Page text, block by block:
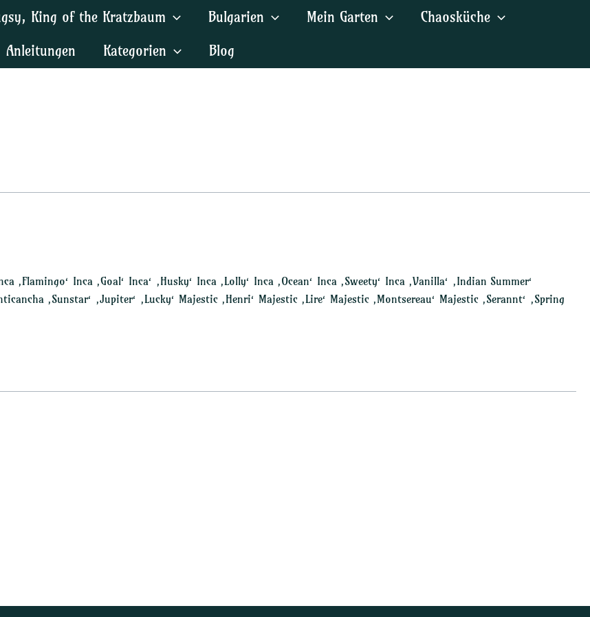
King of the Kratzbaum Bulgarien Mein Garten
Chaosküche
Anleitungen Kategorien Blog
‚Flamingo‘ Inca ‚Goal‘ Inca‘ ‚Husky‘ Inca ‚Lolly‘ Inca ‚Ocean‘ Inca ‚Sweety‘ Inca ‚Vanilla‘ ‚Indian Summer‘
‚Sunstar‘ ‚Jupiter‘ ‚Lucky‘ Majestic ‚Henri‘ Majestic ‚Lire‘ Majestic ‚Montsereau‘ Majestic ‚Serannt‘ ‚Spring